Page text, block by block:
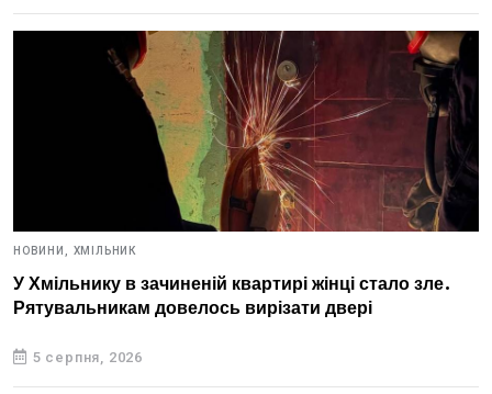
НОВИНИ, ХМІЛЬНИК
У Хмільнику в зачиненій квартирі жінці стало зле.
Рятувальникам довелось вирізати двері
5 серпня, 2026